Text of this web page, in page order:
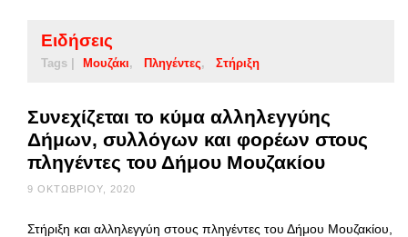
Ειδήσεις
Tags | Μουζάκι Πληγέντες Στήριξη
Συνεχίζεται το κύμα αλληλεγγύης
Δήμων, συλλόγων και φορέων στους
πληγέντες του Δήμου Μουζακίου
9 ΟΚΤΩΒΡΊΟΥ, 2020
Στήριξη και αλληλεγγύη στους πληγέντες του Δήμου Μουζακίου,